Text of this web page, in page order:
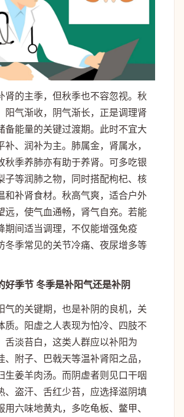
肾的主季，但秋季也不容忽视。秋
阳气渐收，阴气渐长，正是调理肾
备能量的关键过渡期。此时不宜大
补、润补为主。肺属金，肾属水，
秋季养肺亦有助于养肾。可多吃银
子等润肺之物，同时搭配枸杞、核
和补肾食材。秋高气爽，适合户外
远，使气血通畅，肾气自充。若能
期间适当调理，不仅能增强免疫
冬季常见的关节冷痛、夜尿增多等
好季节 冬季是补阳气还是补阴
气的关键期，也是补阴的良机，关
质。阳虚之人表现为怕冷、四肢不
舌淡苔白，这类人群应以补阳为
、附子、巴戟天等温补肾阳之品，
生姜羊肉汤。而阴虚者则见口干咽
、盗汗、舌红少苔，应选择滋阴填
用六味地黄丸，多吃龟板、鳖甲、